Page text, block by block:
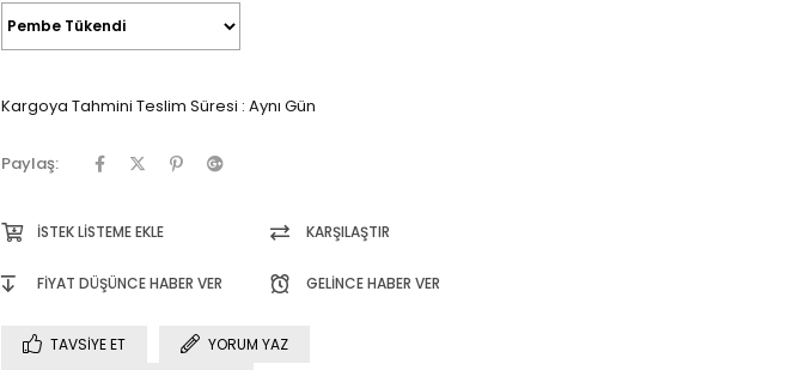
Kargoya Tahmini Teslim Süresi : Aynı Gün
Paylaş:
İSTEK LISTEME EKLE KARŞILAŞTIR
FIYAT DÜŞÜNCE HABER VER GELINCE HABER VER
TAVSIYE ET
YORUM YAZ